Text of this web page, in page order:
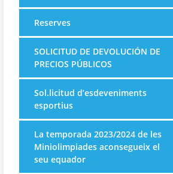
Reserves
SOLICITUD DE DEVOLUCIÓN DE
PRECIOS PÚBLICOS
Sol.licitud d’esdeveniments
esportius
La temporada 2023/2024 de les
Miniolimpiades aconsegueix el
seu equador